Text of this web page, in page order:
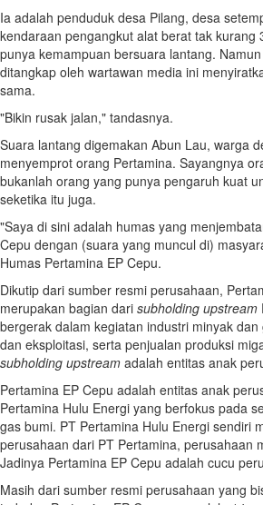
Ia adalah penduduk desa Pilang, desa
kendaraan pengangkut alat berat tak kurang
punya kemampuan bersuara lantang.
ditangkap oleh wartawan media ini
sama.
"Bikin rusak jalan," tandasnya.
Suara lantang digemakan Abun Lau, warga
menyemprot orang Pertamina. Sayangnya
bukanlah orang yang punya pengaruh kuat
seketika itu juga.
"Saya di sini adalah humas yang
Cepu dengan (suara yang muncul di)
Humas Pertamina EP Cepu.
Dikutip dari sumber resmi perusahaan,
merupakan bagian dari subholding upstream
bergerak dalam kegiatan industri minyak
dan eksploitasi, serta penjualan produksi
subholding upstream adalah entitas anak
Pertamina EP Cepu adalah entitas anak
Pertamina Hulu Energi yang berfokus pada
gas bumi. PT Pertamina Hulu Energi sendiri
perusahaan dari PT Pertamina, perusahaan
Jadinya Pertamina EP Cepu adalah cucu
Masih dari sumber resmi perusahaan yang